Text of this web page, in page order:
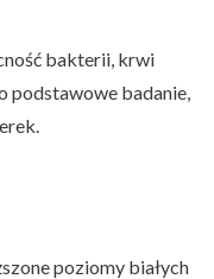
bakterii, krwi
podstawowe badanie,
poziomy białych